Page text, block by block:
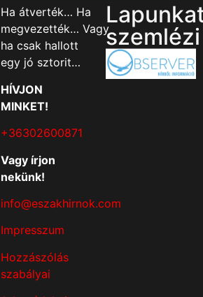
Ha átverték… Ha
megvezették… Vagy
ha csak hallott
egy jó sztorit…
HÍVJON
MINKET!
+36302600871
Vagy írjon
nekünk!
info@eszakhirnok.com
Impresszum
Hozzászólás
szabályai
szemlézi